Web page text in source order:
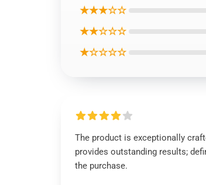
★★★☆☆
★★☆☆☆
★☆☆☆☆
The product is exceptionally
provides outstanding results;
the purchase.